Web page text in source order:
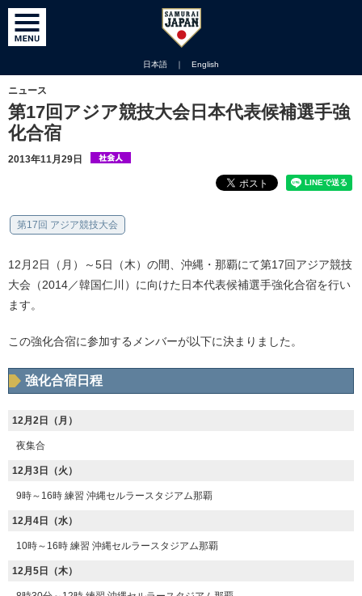
日本語 ｜ English
ニュース
第17回アジア競技大会日本代表候補選手強
化合宿
2013年11月29日
第17回 アジア競技大会
12月2日（月）～5日（木）の間、沖縄・那覇にて第17回アジア競技
大会（2014／韓国仁川）に向けた日本代表候補選手強化合宿を行い
ます。
この強化合宿に参加するメンバーが以下に決まりました。
強化合宿日程
12月2日（月）
夜集合
12月3日（火）
9時～16時 練習 沖縄セルラースタジアム那覇
12月4日（水）
10時～16時 練習 沖縄セルラースタジアム那覇
12月5日（木）